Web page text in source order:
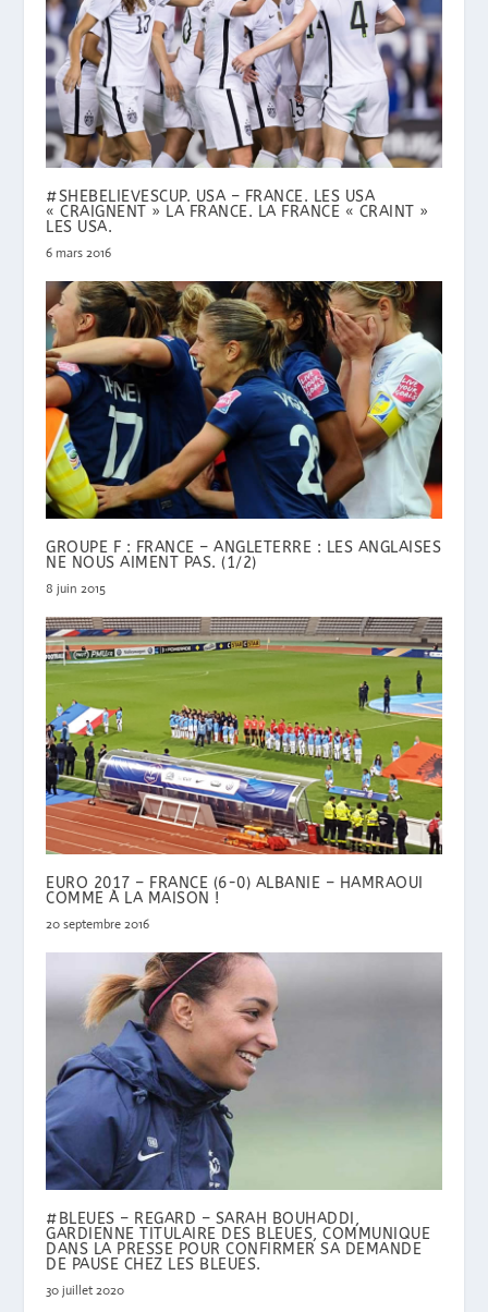
#SHEBELIEVESCUP. USA – FRANCE. LES USA
« CRAIGNENT » LA FRANCE. LA FRANCE « CRAINT »
LES USA.
6 mars 2016
GROUPE F : FRANCE – ANGLETERRE : LES ANGLAISES
NE NOUS AIMENT PAS. (1/2)
8 juin 2015
EURO 2017 – FRANCE (6-0) ALBANIE – HAMRAOUI
COMME À LA MAISON !
20 septembre 2016
#BLEUES – REGARD – SARAH BOUHADDI,
GARDIENNE TITULAIRE DES BLEUES, COMMUNIQUE
DANS LA PRESSE POUR CONFIRMER SA DEMANDE
DE PAUSE CHEZ LES BLEUES.
30 juillet 2020